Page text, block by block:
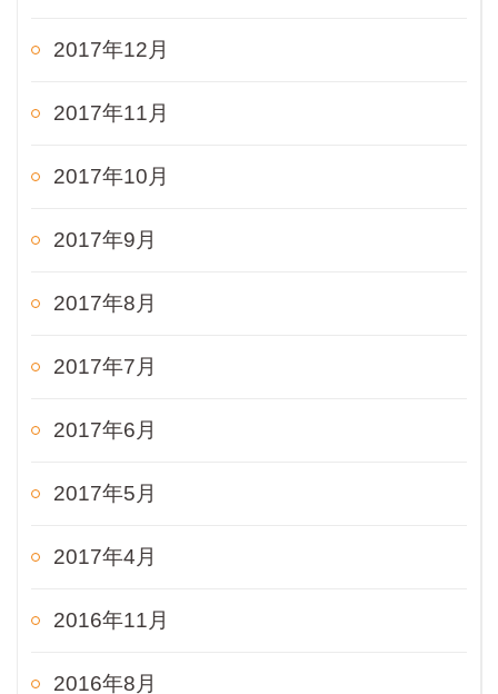
2017年12月
2017年11月
2017年10月
2017年9月
2017年8月
2017年7月
2017年6月
2017年5月
2017年4月
2016年11月
2016年8月